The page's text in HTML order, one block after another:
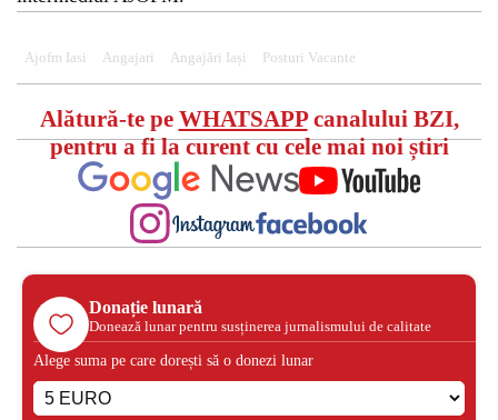
Ajofm Iasi Angajari Angajări Iași Posturi Vacante
Alătură-te pe WHATSAPPcanalului BZI,
pentru a fi la curent cu cele mai noi știri
Donație lunară
Donează lunar pentru susținerea jurnalismului de calitate
Alege suma pe care dorești să o donezi lunar